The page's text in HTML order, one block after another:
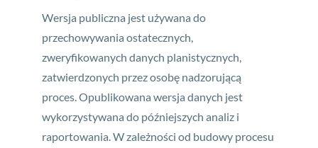
Wersja publiczna jest używana do
przechowywania ostatecznych,
zweryfikowanych danych planistycznych,
zatwierdzonych przez osobę nadzorującą
proces.Opublikowana wersja danych jest
wykorzystywana do późniejszych analiz i
raportowania. W zależności od budowy procesu